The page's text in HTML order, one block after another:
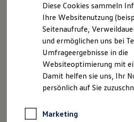
Behörden
Direktkunden
Sonderfahrzeuge
Anpfiff zum Gewinn
Elektromobilität
Elektroautos
ID. Tutorials
Elektrofahrzeugkonzepte
ID. EVERY1
Reichweite
Rekuperation
Diese Cookies sammeln
Ihre Websitenutzung
Seitenaufrufe,
und ermöglichen uns bei
Umfrageergebnisse in die
Websiteoptimierung mit
Damit helfen sie uns, Ihr
persönlich auf Sie
Marketing